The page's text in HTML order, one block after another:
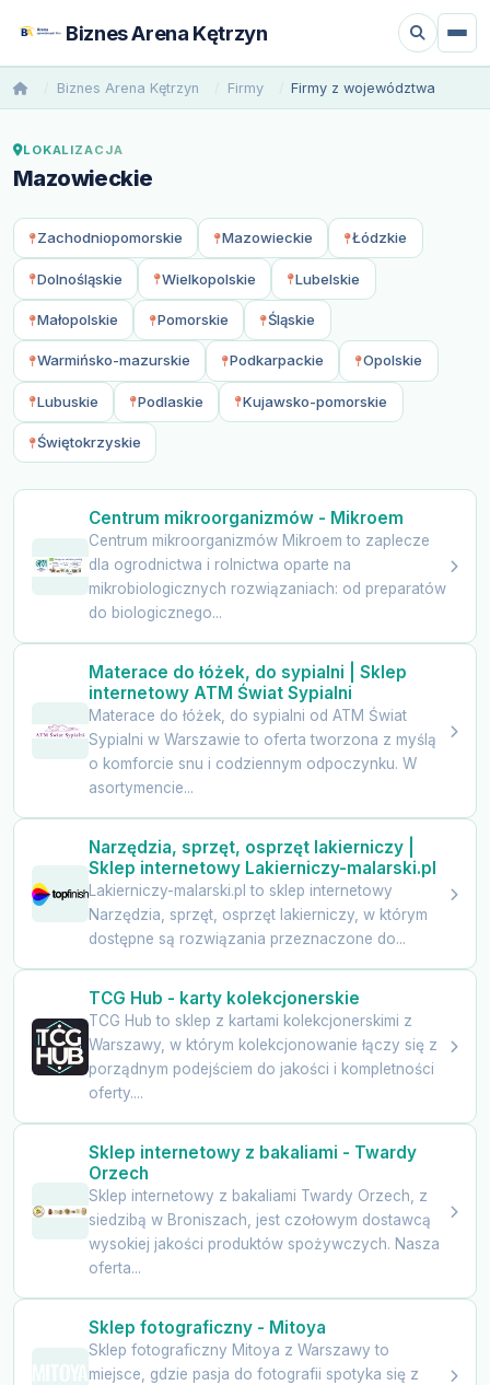
Biznes Arena Kętrzyn
Biznes Arena Kętrzyn Firmy Firmy z województwa
LOKALIZACJA
Mazowieckie
Zachodniopomorskie Mazowieckie Łódzkie
Dolnośląskie Wielkopolskie Lubelskie
Małopolskie Pomorskie Śląskie
Warmińsko-mazurskie Podkarpackie Opolskie
Lubuskie Podlaskie Kujawsko-pomorskie
Świętokrzyskie
Centrum mikroorganizmów - Mikroem
Centrum mikroorganizmów Mikroem to zaplecze
dla ogrodnictwa i rolnictwa oparte na
mikrobiologicznych rozwiązaniach: od preparatów
do biologicznego...
Materace do łóżek, do sypialni | Sklep
internetowy ATM Świat Sypialni
Materace do łóżek, do sypialni od ATM Świat
Sypialni w Warszawie to oferta tworzona z myślą
o komforcie snu i codziennym odpoczynku. W
asortymencie...
Narzędzia, sprzęt, osprzęt lakierniczy |
Sklep internetowy Lakierniczy-malarski.pl
Lakierniczy-malarski.pl to sklep internetowy
Narzędzia, sprzęt, osprzęt lakierniczy, w którym
dostępne są rozwiązania przeznaczone do...
TCG Hub - karty kolekcjonerskie
TCG Hub to sklep z kartami kolekcjonerskimi z
Warszawy, w którym kolekcjonowanie łączy się z
porządnym podejściem do jakości i kompletności
oferty....
Sklep internetowy z bakaliami - Twardy
Orzech
Sklep internetowy z bakaliami Twardy Orzech, z
siedzibą w Broniszach, jest czołowym dostawcą
wysokiej jakości produktów spożywczych. Nasza
oferta...
Sklep fotograficzny - Mitoya
Sklep fotograficzny Mitoya z Warszawy to
miejsce, gdzie pasja do fotografii spotyka się z